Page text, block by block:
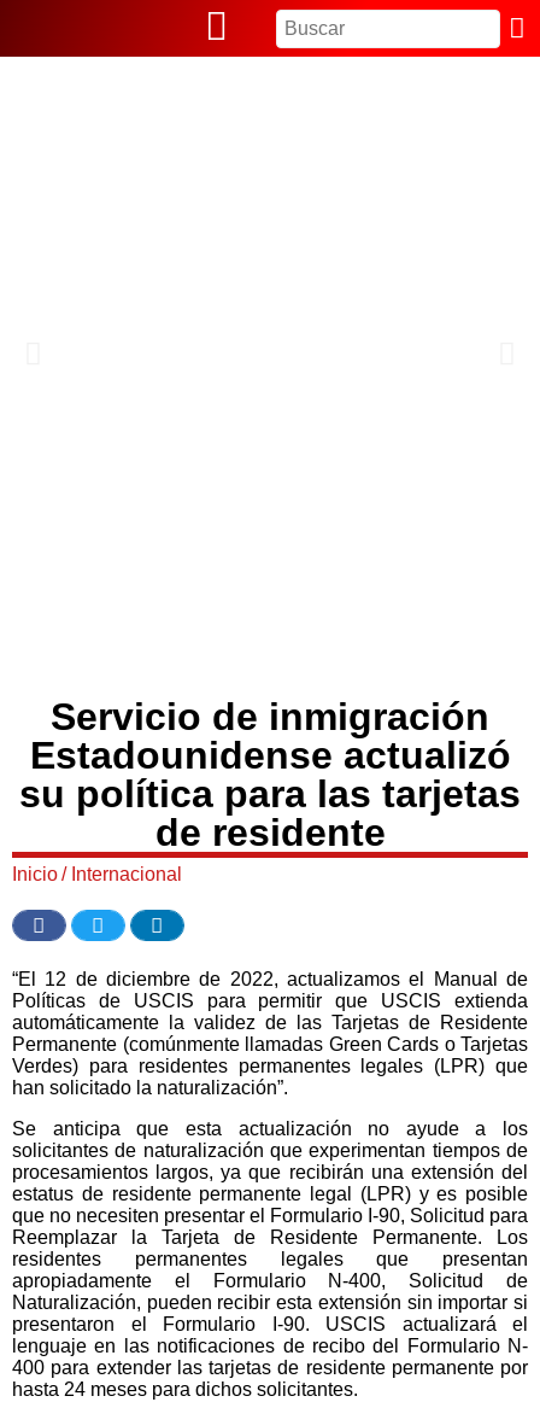
Servicio de inmigración
Estadounidense actualizó
su política para las tarjetas
de residente
Inicio/ Internacional
“El 12 de diciembre de 2022, actualizamos el Manual de
Políticas de USCIS para permitir que USCIS extienda
automáticamente la validez de las Tarjetas de Residente
Permanente (comúnmente llamadas Green Cards o Tarjetas
Verdes) para residentes permanentes legales (LPR) que
han solicitado la naturalización”.
Se anticipa que esta actualización no ayude a los
solicitantes de naturalización que experimentan tiempos de
procesamientos largos, ya que recibirán una extensión del
estatus de residente permanente legal (LPR) y es posible
que no necesiten presentar el Formulario I-90, Solicitud para
Reemplazar la Tarjeta de Residente Permanente. Los
residentes permanentes legales que presentan
apropiadamente el Formulario N-400, Solicitud de
Naturalización, pueden recibir esta extensión sin importar si
presentaron el Formulario I-90. USCIS actualizará el
lenguaje en las notificaciones de recibo del Formulario N-
400 para extender las tarjetas de residente permanente por
hasta 24 meses para dichos solicitantes.